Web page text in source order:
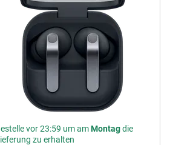
vor 23:59 um amMontagdie
zu erhalten